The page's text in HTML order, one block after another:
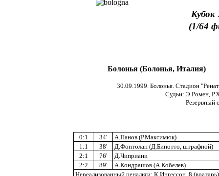
(1/64
Болонья (Болонья, Италия)
30.09.1999. Болонья. Стадион
Судьи: Э.Ромен,
Резервный
0:1 34'
А.Панов (Р.Максимюк)
1:1
38'
Д.Фонтолан (Д.Бинотто, штрафной)
2:1
76'
Д.Чиприани
2:2
89'
А.Кондрашов (А.Кобелев)
Нереализованный пенальти: К.Ингессон, 8 (вратарь)